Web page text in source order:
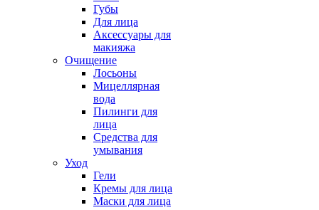
Губы
Для лица
Аксессуары для
макияжа
Очищение
Лосьоны
Мицеллярная
вода
Пилинги для
лица
Средства для
умывания
Уход
Гели
Кремы для лица
Маски для лица